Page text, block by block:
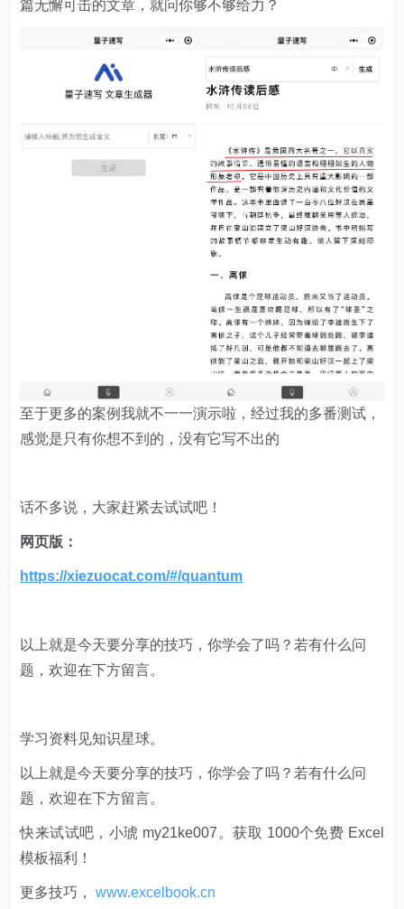
篇无懈可击的文章，就问你够不够给力？
至于更多的案例我就不一一演示啦，经过我的多番测试，
感觉是只有你想不到的，没有它写不出的
话不多说，大家赶紧去试试吧！
网页版：
https://xiezuocat.com/#/quantum
以上就是今天要分享的技巧，你学会了吗？若有什么问
题，欢迎在下方留言。
学习资料见知识星球。
以上就是今天要分享的技巧，你学会了吗？若有什么问
题，欢迎在下方留言。
快来试试吧，小琥 my21ke007。获取 1000个免费 Excel
模板福利​​​​！
更多技巧，www.excelbook.cn